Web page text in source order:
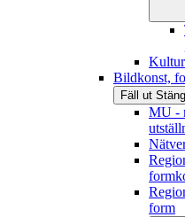
Bildkonst,
Fäll ut Stäng
MU -
form